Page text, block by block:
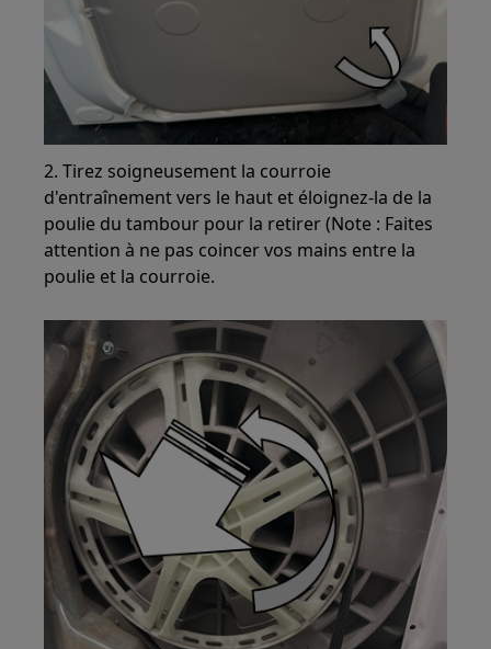
2. Tirez soigneusement la courroie
d'entraînement vers le haut et éloignez-la de la
poulie du tambour pour la retirer (Note : Faites
attention à ne pas coincer vos mains entre la
poulie et la courroie.